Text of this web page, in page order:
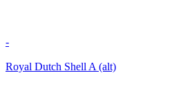
-
Royal Dutch Shell A (alt)